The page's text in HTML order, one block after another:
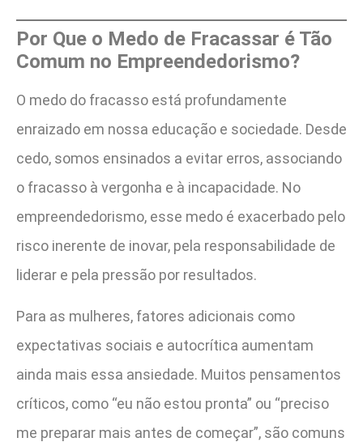
Por Que o Medo de Fracassar é Tão
Comum no Empreendedorismo?
O medo do fracasso está profundamente
enraizado em nossa educação e sociedade. Desde
cedo, somos ensinados a evitar erros, associando
o fracasso à vergonha e à incapacidade. No
empreendedorismo, esse medo é exacerbado pelo
risco inerente de inovar, pela responsabilidade de
liderar e pela pressão por resultados.
Para as mulheres, fatores adicionais como
expectativas sociais e autocrítica aumentam
ainda mais essa ansiedade. Muitos pensamentos
críticos, como “eu não estou pronta” ou “preciso
me preparar mais antes de começar”, são comuns